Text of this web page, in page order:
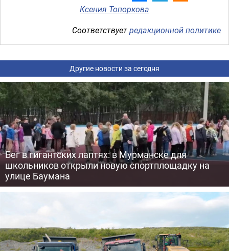
Ксения Топоркова
Соответствуетредакционной политике
Другие новости за сегодня
Бег в гигантских лаптях: в Мурманске для
школьников открыли новую спортплощадку на
улице Баумана